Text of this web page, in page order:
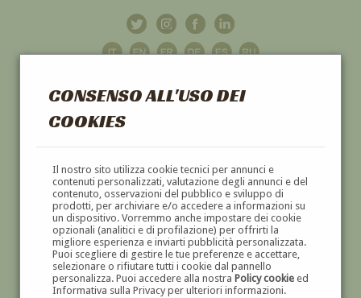
CONSENSO ALL'USO DEI
COOKIES
Il nostro sito utilizza cookie tecnici per annunci e
contenuti personalizzati, valutazione degli annunci e del
contenuto, osservazioni del pubblico e sviluppo di
prodotti, per archiviare e/o accedere a informazioni su
un dispositivo. Vorremmo anche impostare dei cookie
opzionali (analitici e di profilazione) per offrirti la
migliore esperienza e inviarti pubblicità personalizzata.
Puoi scegliere di gestire le tue preferenze e accettare,
selezionare o rifiutare tutti i cookie dal pannello
personalizza. Puoi accedere alla nostra Policy cookieed
Informativa sulla Privacy per ulteriori informazioni.
GALLERIAD'ARTE
DIPINTI E SCULTURE '800 E '900